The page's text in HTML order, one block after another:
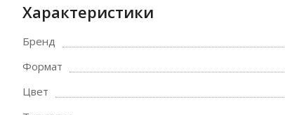
Характеристики
Бренд
Формат
Цвет